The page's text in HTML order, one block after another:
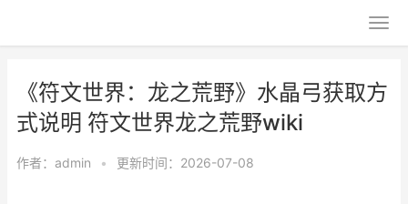
《符文世界：龙之荒野》水晶弓获取方
式说明 符文世界龙之荒野wiki
作者： admin • 更新时间：2026-07-08